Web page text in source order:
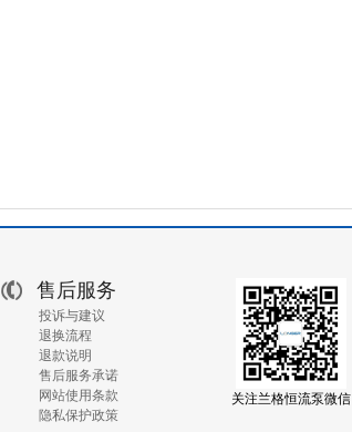
售后服务
投诉与建议
退换流程
退款说明
售后服务承诺
网站使用条款
隐私保护政策
关注兰格恒流泵微信